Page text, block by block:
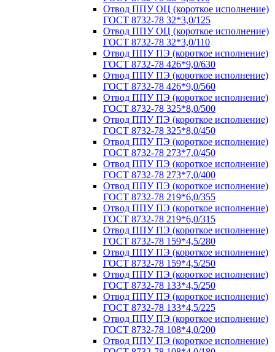
Отвод ППУ ОЦ (короткое исполнение)
ГОСТ 8732-78 32*3,0/125
Отвод ППУ ОЦ (короткое исполнение)
ГОСТ 8732-78 32*3,0/110
Отвод ППУ ПЭ (короткое исполнение)
ГОСТ 8732-78 426*9,0/630
Отвод ППУ ПЭ (короткое исполнение)
ГОСТ 8732-78 426*9,0/560
Отвод ППУ ПЭ (короткое исполнение)
ГОСТ 8732-78 325*8,0/500
Отвод ППУ ПЭ (короткое исполнение)
ГОСТ 8732-78 325*8,0/450
Отвод ППУ ПЭ (короткое исполнение)
ГОСТ 8732-78 273*7,0/450
Отвод ППУ ПЭ (короткое исполнение)
ГОСТ 8732-78 273*7,0/400
Отвод ППУ ПЭ (короткое исполнение)
ГОСТ 8732-78 219*6,0/355
Отвод ППУ ПЭ (короткое исполнение)
ГОСТ 8732-78 219*6,0/315
Отвод ППУ ПЭ (короткое исполнение)
ГОСТ 8732-78 159*4,5/280
Отвод ППУ ПЭ (короткое исполнение)
ГОСТ 8732-78 159*4,5/250
Отвод ППУ ПЭ (короткое исполнение)
ГОСТ 8732-78 133*4,5/250
Отвод ППУ ПЭ (короткое исполнение)
ГОСТ 8732-78 133*4,5/225
Отвод ППУ ПЭ (короткое исполнение)
ГОСТ 8732-78 108*4,0/200
Отвод ППУ ПЭ (короткое исполнение)